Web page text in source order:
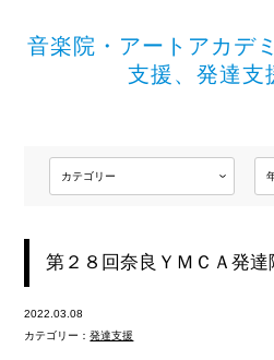
音楽院・アートアカデ
支援、発達支
第２８回奈良ＹＭＣＡ発
2022.03.08
カテゴリー：発達支援